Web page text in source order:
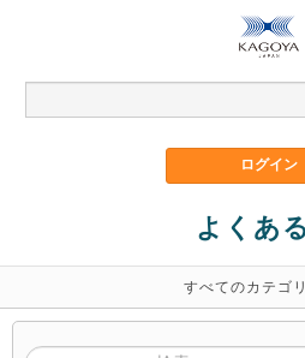
よくあ
すべてのカテゴ